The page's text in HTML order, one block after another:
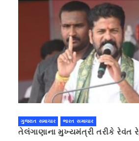
ગુજરાત સમાચાર ભારત સમાચાર
તેલંગાણાના મુખ્યમંત્રી તરીકે રેવંત